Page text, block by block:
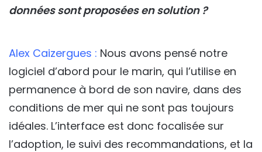
données sont proposées en solution ?
Alex Caizergues : Nous avons pensé notre
logiciel d’abord pour le marin, qui l’utilise en
permanence à bord de son navire, dans des
conditions de mer qui ne sont pas toujours
idéales. L’interface est donc focalisée sur
l’adoption, le suivi des recommandations, et la